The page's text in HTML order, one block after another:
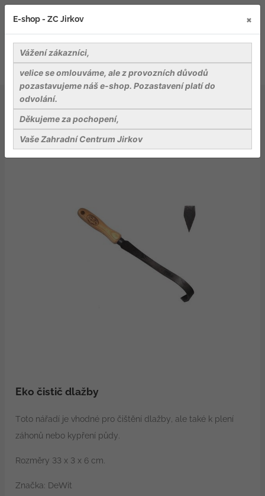
Nářadí a pomůcky
Eko čistič dlažby
Eko čistič dlažby
Toto nářadí je vhodné pro čištění dlažby, ale také k plení
záhonů nebo kypření půdy.
Rozměry 33 x 3 x 6 cm.
Značka: DeWit
E-shop - ZC Jirkov ×
Vážení zákazníci,
velice se omlouváme, ale z provozních důvodů
pozastavujeme náš e-shop. Pozastavení platí do
odvolání.
Děkujeme za pochopení,
Vaše Zahradní Centrum Jirkov